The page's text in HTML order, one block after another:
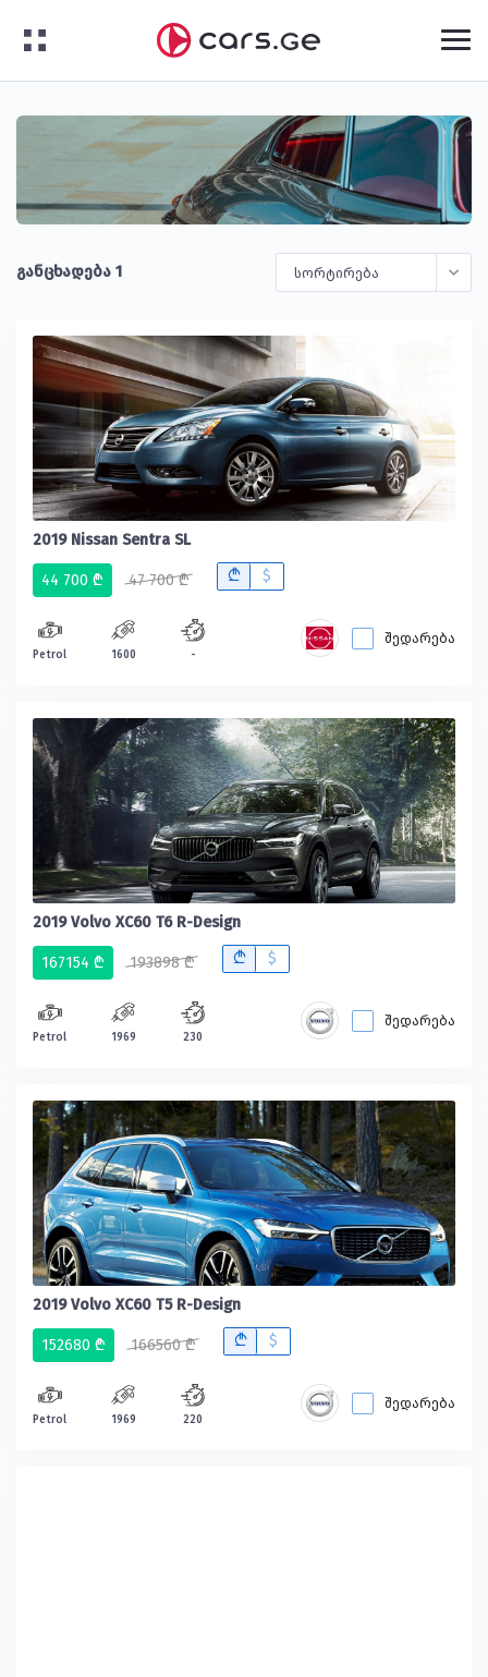
განცხადება 1 სორტირება
2019 Nissan Sentra SL
44 700 ₾ 47 700 ₾ B $
Petrol 1600 -
შედარება
2019 Volvo XC60 T6 R-Design
167154 ₾ 193898 ₾ B $
Petrol 1969 230
შედარება
2019 Volvo XC60 T5 R-Design
152680 ₾ 166560 ₾ B $
Petrol 1969 220
შედარება